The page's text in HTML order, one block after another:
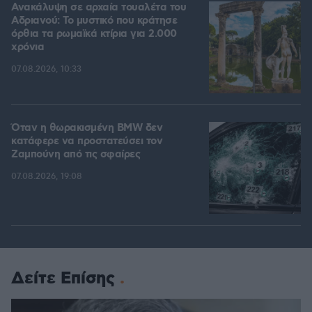
Ανακάλυψη σε αρχαία τουαλέτα του
Αδριανού: Το μυστικό που κράτησε
όρθια τα ρωμαϊκά κτίρια για 2.000
χρόνια
07.08.2026, 10:33
Όταν η θωρακισμένη BMW δεν
κατάφερε να προστατεύσει τον
Ζαμπούνη από τις σφαίρες
07.08.2026, 19:08
Δείτε Επίσης